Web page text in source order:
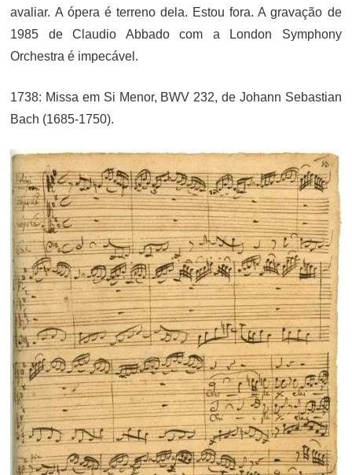
avaliar. A ópera é terreno dela. Estou fora. A gravação de
1985 de Claudio Abbado com a London Symphony
Orchestra é impecável.
1738: Missa em Si Menor, BWV 232, de Johann Sebastian
Bach (1685-1750).